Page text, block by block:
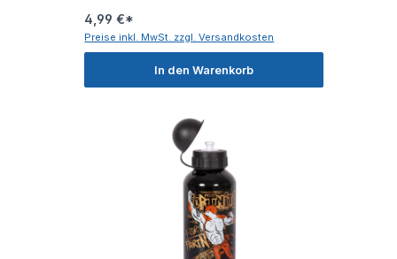
4,99 €*
Preise inkl. MwSt. zzgl. Versandkosten
In den Warenkorb